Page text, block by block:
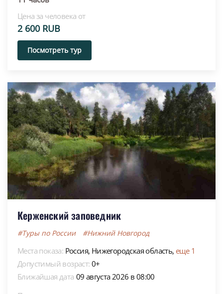
Цена за человека от
2 600 RUB
Посмотреть тур
Керженский заповедник
#Туры по России #Нижний Новгород
Места показа: Россия, Нижегородская область,еще 1
Допустимый возраст: 0+
Ближайшая дата 09 августа 2026 в 08:00